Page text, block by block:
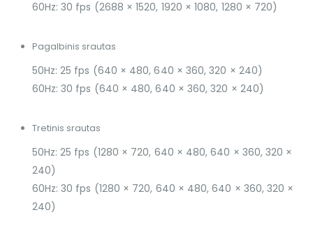
60Hz: 30 fps (2688 × 1520, 1920 × 1080, 1280 × 720)
Pagalbinis srautas
50Hz: 25 fps (640 × 480, 640 × 360, 320 × 240)
60Hz: 30 fps (640 × 480, 640 × 360, 320 × 240)
Tretinis srautas
50Hz: 25 fps (1280 × 720, 640 × 480, 640 × 360, 320 ×
240)
60Hz: 30 fps (1280 × 720, 640 × 480, 640 × 360, 320 ×
240)